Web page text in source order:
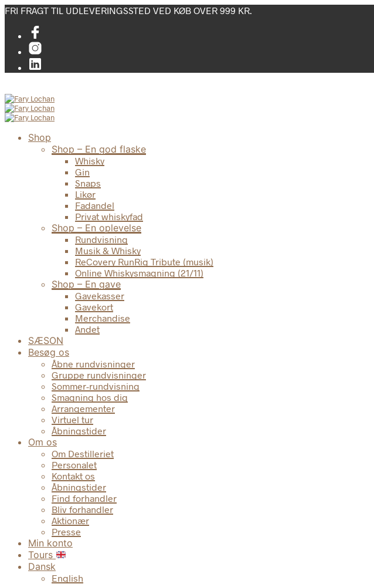
FRI FRAGT TIL UDLEVERINGSSTED VED KØB OVER 999 KR.
Shop
Shop – En god flaske
Whisky
Gin
Snaps
Likør
Fadandel
Privat whiskyfad
Shop – En oplevelse
Rundvisning
Musik & Whisky
ReCovery RunRig Tribute (musik)
Online Whiskysmagning (21/11)
Shop – En gave
Gavekasser
Gavekort
Merchandise
Andet
SÆSON
Besøg os
Åbne rundvisninger
Gruppe rundvisninger
Sommer-rundvisning
Smagning hos dig
Arrangementer
Virtuel tur
Åbningstider
Om os
Om Destilleriet
Personalet
Kontakt os
Åbningstider
Find forhandler
Bliv forhandler
Aktionær
Presse
Min konto
Tours
Dansk
English